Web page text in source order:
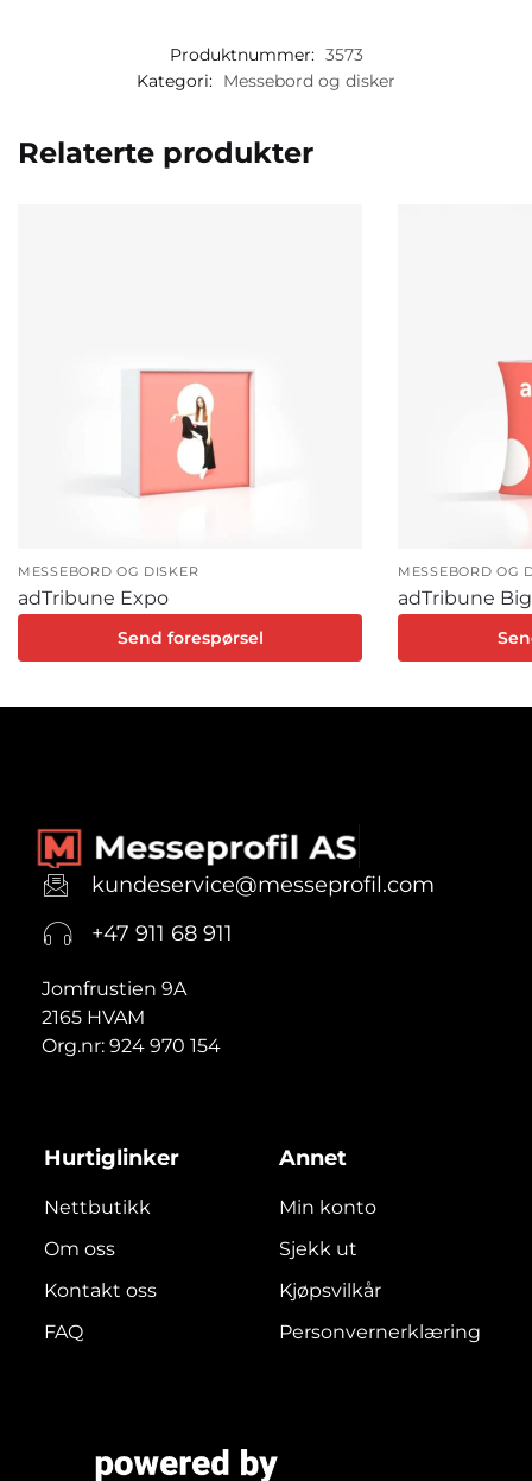
Produktnummer: 3573
Kategori: Messebord og disker
Relaterte produkter
MESSEBORD OG DISKER
adTribune Expo
Send forespørsel
MESSEBORD OG
adTribune
kundeservice@messeprofil.com
+47 911 68 911
Jomfrustien 9A
2165 HVAM
Org.nr: 924 970 154
Hurtiglinker
Nettbutikk
Om oss
Kontakt oss
FAQ
Annet
Min konto
Sjekk ut
Kjøpsvilkår
Personvernerklæring